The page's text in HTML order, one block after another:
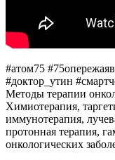
#атом75
#доктор_утин
Методы терапии
Химиотерапия,
иммунотерапия,
протонная терапия,
онкологических